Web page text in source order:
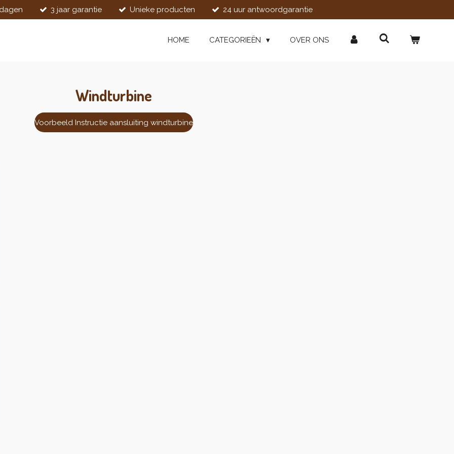
3 jaar garantie Unieke producten 24 uur antwoordgarantie
HOME CATEGORIEËN OVER ONS
Windturbine
Voorbeeld Instructie aansluiting windturbine